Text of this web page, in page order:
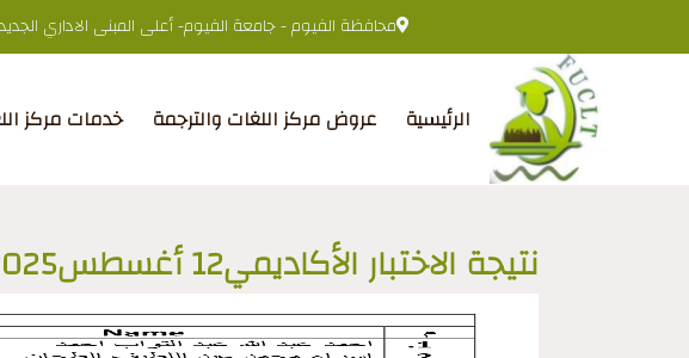
محافظة الفيوم - جامعة الفيوم- أعلى المبنى الاداري الجديد
الرئيسية عروض مركز اللغات والترجمة خدمات مركز
نتيجة الاختبار الأكاديمي12 أغسطس2025م